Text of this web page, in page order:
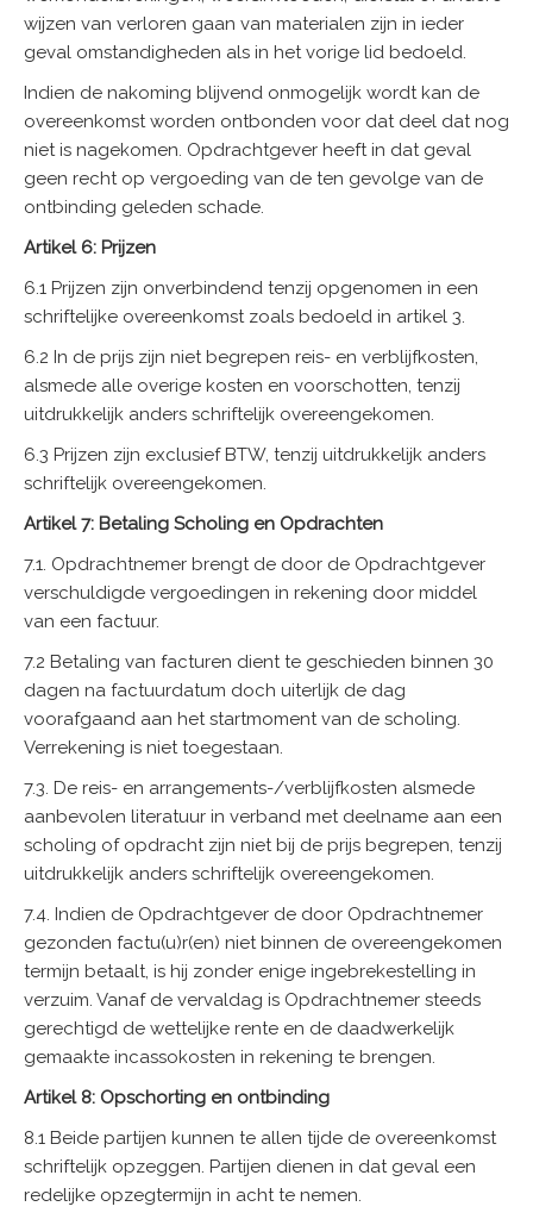
wijzen van verloren gaan van materialen zijn in ieder
geval omstandigheden als in het vorige lid bedoeld.
Indien de nakoming blijvend onmogelijk wordt kan de
overeenkomst worden ontbonden voor dat deel dat nog
niet is nagekomen. Opdrachtgever heeft in dat geval
geen recht op vergoeding van de ten gevolge van de
ontbinding geleden schade.
Artikel 6: Prijzen
6.1 Prijzen zijn onverbindend tenzij opgenomen in een
schriftelijke overeenkomst zoals bedoeld in artikel 3.
6.2 In de prijs zijn niet begrepen reis- en verblijfkosten,
alsmede alle overige kosten en voorschotten, tenzij
uitdrukkelijk anders schriftelijk overeengekomen.
6.3 Prijzen zijn exclusief BTW, tenzij uitdrukkelijk anders
schriftelijk overeengekomen.
Artikel 7: Betaling Scholing en Opdrachten
7.1. Opdrachtnemer brengt de door de Opdrachtgever
verschuldigde vergoedingen in rekening door middel
van een factuur.
7.2 Betaling van facturen dient te geschieden binnen 30
dagen na factuurdatum doch uiterlijk de dag
voorafgaand aan het startmoment van de scholing.
Verrekening is niet toegestaan.
7.3. De reis- en arrangements-/verblijfkosten alsmede
aanbevolen literatuur in verband met deelname aan een
scholing of opdracht zijn niet bij de prijs begrepen, tenzij
uitdrukkelijk anders schriftelijk overeengekomen.
7.4. Indien de Opdrachtgever de door Opdrachtnemer
gezonden factu(u)r(en) niet binnen de overeengekomen
termijn betaalt, is hij zonder enige ingebrekestelling in
verzuim. Vanaf de vervaldag is Opdrachtnemer steeds
gerechtigd de wettelijke rente en de daadwerkelijk
gemaakte incassokosten in rekening te brengen.
Artikel 8: Opschorting en ontbinding
8.1 Beide partijen kunnen te allen tijde de overeenkomst
schriftelijk opzeggen. Partijen dienen in dat geval een
redelijke opzegtermijn in acht te nemen.